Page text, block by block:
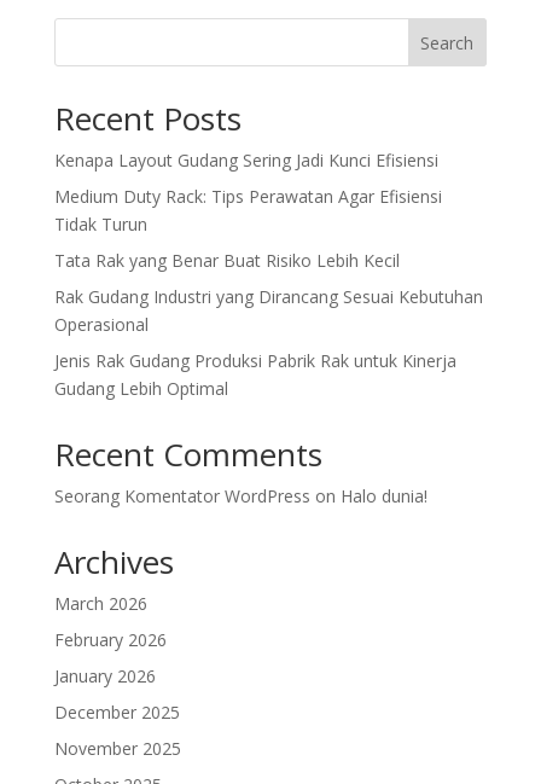
Search
Recent Posts
Kenapa Layout Gudang Sering Jadi Kunci Efisiensi
Medium Duty Rack: Tips Perawatan Agar Efisiensi
Tidak Turun
Tata Rak yang Benar Buat Risiko Lebih Kecil
Rak Gudang Industri yang Dirancang Sesuai Kebutuhan
Operasional
Jenis Rak Gudang Produksi Pabrik Rak untuk Kinerja
Gudang Lebih Optimal
Recent Comments
Seorang Komentator WordPress on Halo dunia!
Archives
March 2026
February 2026
January 2026
December 2025
November 2025